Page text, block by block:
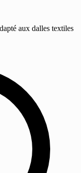
aux dalles textiles